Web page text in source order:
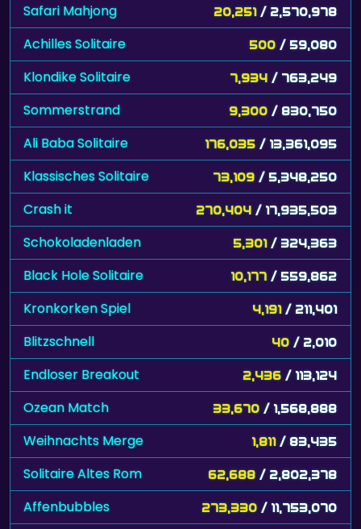
Safari Mahjong 20,251 / 2,570,978
Achilles Solitaire 500 / 59,080
Klondike Solitaire 7,934 / 763,249
Sommerstrand 9,300 / 830,750
Ali Baba Solitaire 176,035 / 13,361,095
Klassisches Solitaire 73,109 / 5,348,250
Crash it 270,404 / 17,935,503
Schokoladenladen 5,301 / 324,363
Black Hole Solitaire 10,177 / 559,862
Kronkorken Spiel 4,191 / 211,401
Blitzschnell 40 / 2,010
Endloser Breakout 2,436 / 113,124
Ozean Match 33,670 / 1,568,888
Weihnachts Merge 1,811 / 83,435
Solitaire Altes Rom 62,688 / 2,802,378
Affenbubbles 273,330 / 11,753,070